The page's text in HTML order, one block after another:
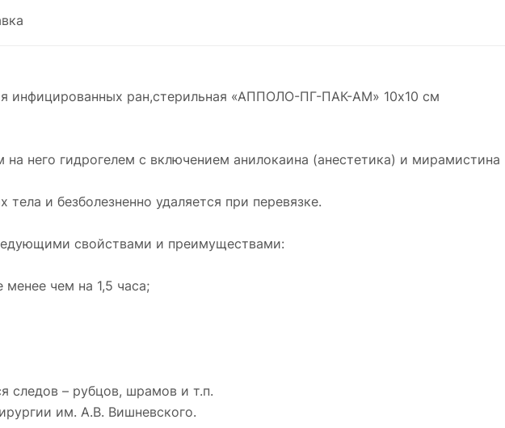
инфицированных ран,стерильная «АППОЛО-ПГ-ПАК-АМ» 10x10 см
на него гидрогелем с включением анилокаина (анестетика) и мирамистина
и безболезненно удаляется при перевязке.
свойствами и преимуществами:
чем на 1,5 часа;
следов – рубцов, шрамов и т.п.
им. А.В. Вишневского.